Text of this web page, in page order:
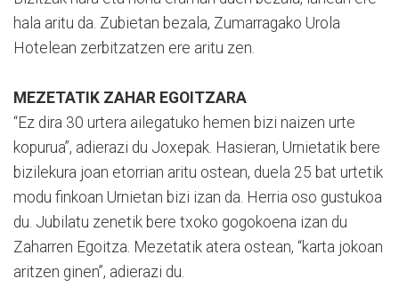
hala aritu da. Zubietan bezala, Zumarragako Urola
Hotelean zerbitzatzen ere aritu zen.
MEZETATIK ZAHAR EGOITZARA
“Ez dira 30 urtera ailegatuko hemen bizi naizen urte
kopurua”, adierazi du Joxepak. Hasieran, Urnietatik bere
bizilekura joan etorrian aritu ostean, duela 25 bat urtetik
modu finkoan Urnietan bizi izan da. Herria oso gustukoa
du. Jubilatu zenetik bere txoko gogokoena izan du
Zaharren Egoitza. Mezetatik atera ostean, “karta jokoan
aritzen ginen”, adierazi du.